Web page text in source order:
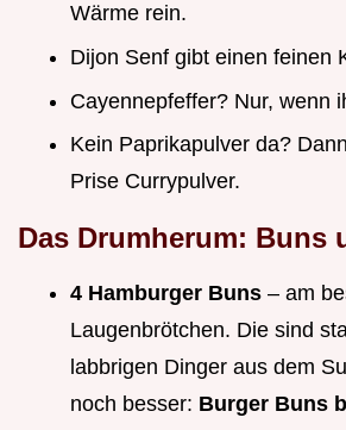
Wärme rein.
Dijon Senf gibt einen feinen
Cayennepfeffer? Nur, wenn
Kein Paprikapulver da?
Prise Currypulver.
Das Drumherum: Buns
4 Hamburger Buns – am
Laugenbrötchen. Die sind
labbrigen Dinger aus dem
noch besser: Burger Buns